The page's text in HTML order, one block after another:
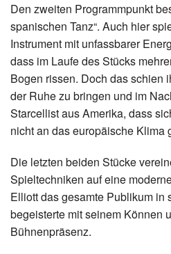
Den zweiten Programmpunkt
spanischen Tanz“. Auch hier
Instrument mit unfassbarer
dass im Laufe des Stücks
Bogen rissen. Doch das schien
der Ruhe zu bringen und im
Starcellist aus Amerika, dass
nicht an das europäische Klima
Die letzten beiden Stücke
Spieltechniken auf eine
Elliott das gesamte Publikum in
begeisterte mit seinem Können
Bühnenpräsenz.